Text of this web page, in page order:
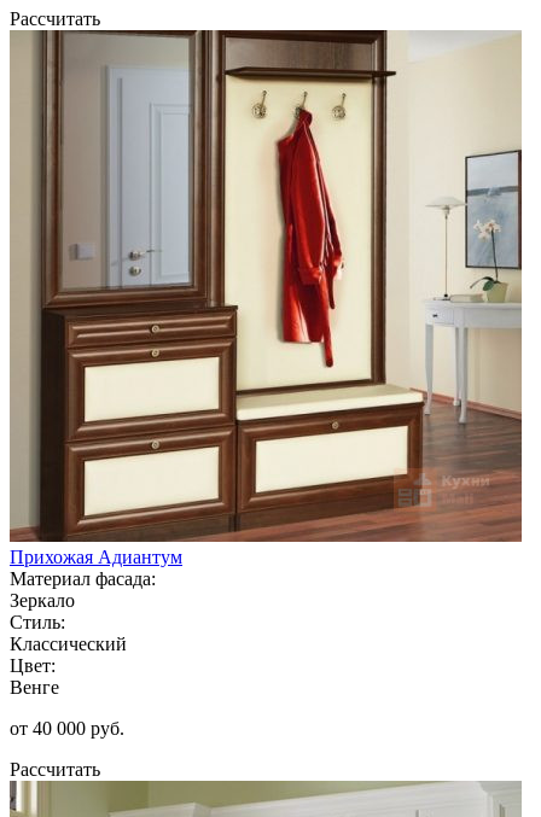
Рассчитать
Прихожая Адиантум
Материал фасада:
Зеркало
Стиль:
Классический
Цвет:
Венге
от 40 000 руб.
Рассчитать